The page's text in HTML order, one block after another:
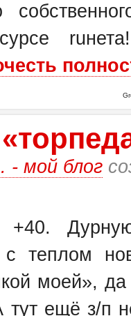
- мой блог
+40.
с теплом
моей»,
тут ещё з/п